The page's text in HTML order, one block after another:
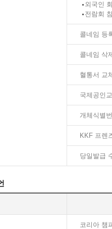
외국인
전람회
콜네임 등
콜네임 삭
혈통서 교
국제공인
개체식별
KKF 프렌
당일발급
코리아 챔